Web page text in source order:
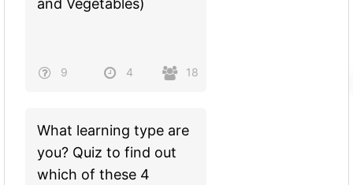
and Vegetables)
9 4 18
What learning type are
you? Quiz to find out
which of these 4